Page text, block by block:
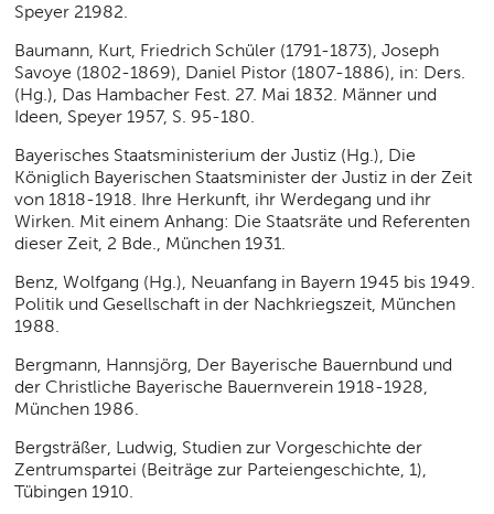
Speyer 21982.
Baumann, Kurt, Friedrich Schüler (1791-1873), Joseph
Savoye (1802-1869), Daniel Pistor (1807-1886), in: Ders.
(Hg.), Das Hambacher Fest. 27. Mai 1832. Männer und
Ideen, Speyer 1957, S. 95-180.
Bayerisches Staatsministerium der Justiz (Hg.), Die
Königlich Bayerischen Staatsminister der Justiz in der Zeit
von 1818-1918. Ihre Herkunft, ihr Werdegang und ihr
Wirken. Mit einem Anhang: Die Staatsräte und Referenten
dieser Zeit, 2 Bde., München 1931.
Benz, Wolfgang (Hg.), Neuanfang in Bayern 1945 bis 1949.
Politik und Gesellschaft in der Nachkriegszeit, München
1988.
Bergmann, Hannsjörg, Der Bayerische Bauernbund und
der Christliche Bayerische Bauernverein 1918-1928,
München 1986.
Bergsträßer, Ludwig, Studien zur Vorgeschichte der
Zentrumspartei (Beiträge zur Parteiengeschichte, 1),
Tübingen 1910.